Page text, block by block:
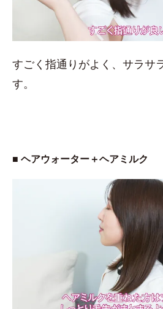
すごく指通りがよく、サラサ
す。
■ ヘアウォーター＋ヘアミルク